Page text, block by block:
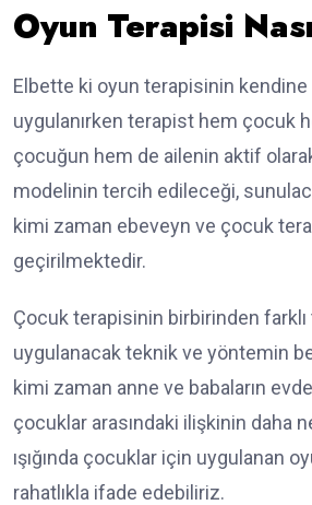
Oyun Terapisi
Elbette ki oyun terapisinin kendine
uygulanırken terapist hem çocuk
çocuğun hem de ailenin aktif
modelinin tercih edileceği,
kimi zaman ebeveyn ve çocuk
geçirilmektedir.
Çocuk terapisinin birbirinden
uygulanacak teknik ve yöntemin
kimi zaman anne ve babaların
çocuklar arasındaki ilişkinin daha
ışığında çocuklar için uygulanan
rahatlıkla ifade edebiliriz.